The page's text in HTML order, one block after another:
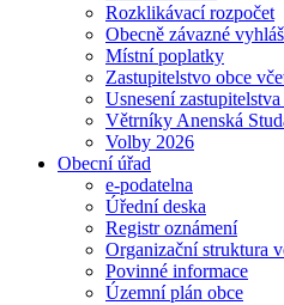
Rozklikávací rozpočet
Obecně závazné
Místní poplatky
Zastupitelstvo obce
Usnesení
Větrníky Anenská
Volby 2026
Obecní úřad
e-podatelna
Úřední deska
Registr oznámení
Organizační struktura
Povinné informace
Územní plán obce